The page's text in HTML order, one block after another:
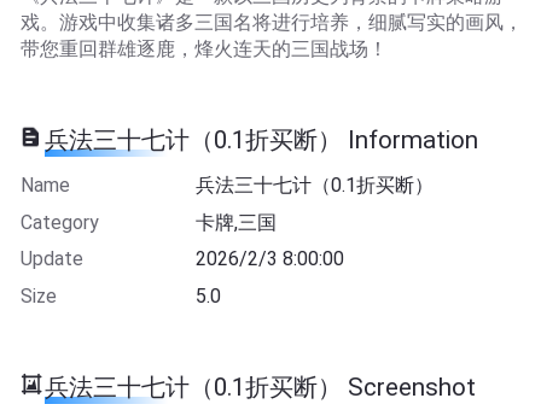
戏。游戏中收集诸多三国名将进行培养，细腻写实的画风，
带您重回群雄逐鹿，烽火连天的三国战场！
兵法三十七计（0.1折买断） Information
Name
兵法三十七计（0.1折买断）
Category
卡牌,三国
Update
2026/2/3 8:00:00
Size
5.0
兵法三十七计（0.1折买断） Screenshot